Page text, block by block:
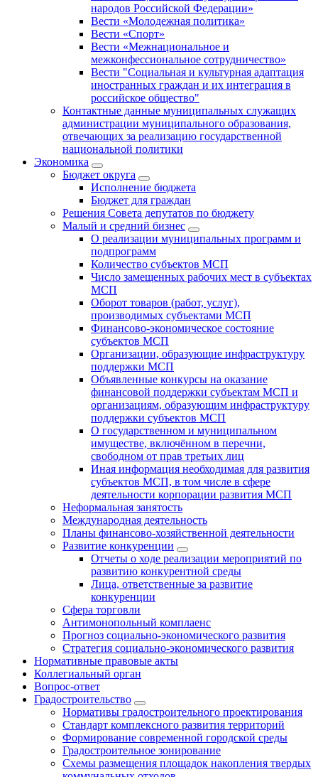
народов Российской Федерации»
Вести «Молодежная политика»
Вести «Спорт»
Вести «Межнациональное и
межконфессиональное сотрудничество»
Вести "Социальная и культурная адаптация
иностранных граждан и их интеграция в
российское общество"
Контактные данные муниципальных служащих
администрации муниципального образования,
отвечающих за реализацию государственной
национальной политики
Экономика
Бюджет округa
Исполнение бюджета
Бюджет для граждан
Решения Совета депутатов по бюджету
Малый и средний бизнес
О реализации муниципальных программ и
подпрограмм
Количество субъектов МСП
Число замещенных рабочих мест в субъектах
МСП
Оборот товаров (работ, услуг),
производимых субъектами МСП
Финансово-экономическое состояние
субъектов МСП
Организации, образующие инфраструктуру
поддержки МСП
Объявленные конкурсы на оказание
финансовой поддержки субъектам МСП и
организациям, образующим инфраструктуру
поддержки субъектов МСП
О государственном и муниципальном
имуществе, включённом в перечни,
свободном от прав третьих лиц
Иная информация необходимая для развития
субъектов МСП, в том числе в сфере
деятельности корпорации развития МСП
Неформальная занятость
Международная деятельность
Планы финансово-хозяйственной деятельности
Развитие конкуренции
Отчеты о ходе реализации мероприятий по
развитию конкурентной среды
Лица, ответственные за развитие
конкуренции
Сфера торговли
Антимонопольный комплаенс
Прогноз социально-экономического развития
Стратегия социально-экономического развития
Нормативные правовые акты
Коллегиальный орган
Вопрос-ответ
Градостроительство
Нормативы градостроительного проектирования
Стандарт комплексного развития территорий
Формирование современной городской среды
Градостроительное зонирование
Схемы размещения площадок накопления твердых